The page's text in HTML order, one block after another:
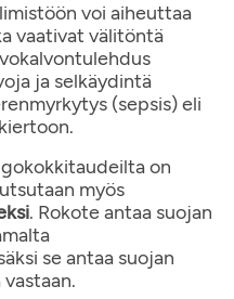
voi aiheuttaa
vaativat välitöntä
ja selkäydintä
(sepsis) eli
on
myös
. Rokote antaa suojan
se antaa suojan